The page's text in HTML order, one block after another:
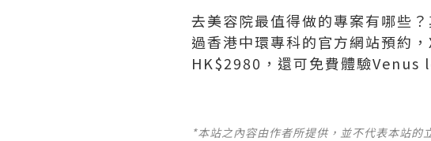
去美容院最值得做的專案有哪些
過香港中環專科的官方網站預約
HK$2980，還可免費體驗Venus
*本站之內容由作者所提供，並不代表本站的